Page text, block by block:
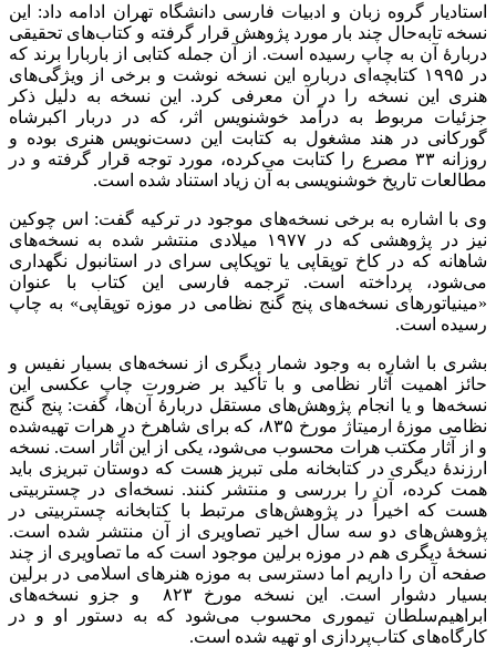
استادیار گروه زبان و ادبیات فارسی دانشگاه تهران ادامه داد: این
نسخه تابه‌حال چند بار مورد پژوهش قرار گرفته و کتاب‌های تحقیقی
دربارۀ آن به چاپ رسیده است. از آن جمله کتابی از باربارا برند که
در ۱۹۹۵ کتابچه‌ای درباره این نسخه نوشت و برخی از ویژگی‌های
هنری این نسخه را در آن معرفی کرد. این نسخه به دلیل ذکر
جزئیات مربوط به درآمد خوشنویس اثر، که در دربار اکبرشاه
گورکانی در هند مشغول به کتابت این دست‌نویس هنری بوده و
روزانه ۳۳ مصرع را کتابت می‌کرده، مورد توجه قرار گرفته و در
مطالعات تاریخ خوشنویسی به آن زیاد استناد شده است.
وی با اشاره به برخی نسخه‌های موجود در ترکیه گفت: اس چوکین
نیز در پژوهشی که در ۱۹۷۷ میلادی منتشر شده به نسخه‌های
شاهانه که در کاخ توپقاپی یا توپکاپی سرای در استانبول نگهداری
می‌شود، پرداخته است. ترجمه فارسی این کتاب با عنوان
«مینیاتورهای نسخه‌های پنج گنج نظامی در موزه توپقاپی» به چاپ
رسیده است.
بشری با اشاره به وجود شمار دیگری از نسخه‌های بسیار نفیس و
حائز اهمیت آثار نظامی و با تأکید بر ضرورت چاپ عکسی این
نسخه‌ها و یا انجام پژوهش‌های مستقل دربارۀ آن‌ها، گفت: پنج گنج
نظامی موزۀ ارمیتاژ مورخ ۸۳۵، که برای شاهرخ در هرات تهیه‌شده
و از آثار مکتب هرات محسوب می‌شود، یکی از این آثار است. نسخه
ارزندۀ دیگری در کتابخانه ملی تبریز هست که دوستان تبریزی باید
همت کرده، آن را بررسی و منتشر کنند. نسخه‌ای در چستربیتی
هست که اخیراً در پژوهش‌های مرتبط با کتابخانه چستربیتی در
پژوهش‌های دو سه سال اخیر تصاویری از آن منتشر شده است.
نسخۀ دیگری هم در موزه برلین موجود است که ما تصاویری از چند
صفحه آن را داریم اما دسترسی به موزه‌ هنرهای اسلامی در برلین
بسیار دشوار است. این نسخه مورخ ۸۲۳ و جزو نسخه‌های
ابراهیم‌سلطان تیموری محسوب می‌شود که به دستور او و در
کارگاه‌های کتاب‌پردازی او تهیه شده است.